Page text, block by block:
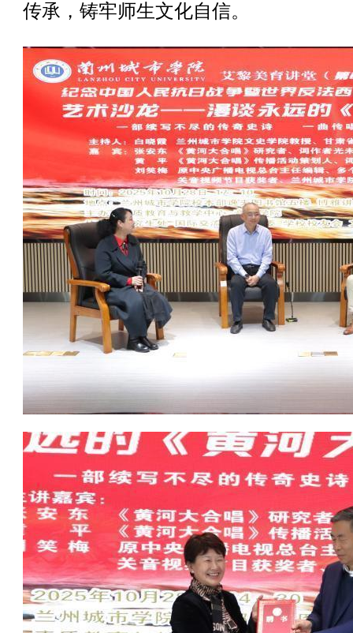
传承，铸牢师生文化自信。